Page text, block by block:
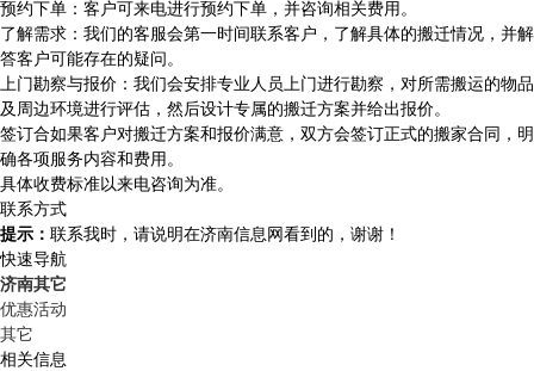
预约下单：客户可来电进行预约下单，并咨询相关费用。
了解需求：我们的客服会第一时间联系客户，了解具体的搬迁情况，并解
答客户可能存在的疑问。
上门勘察与报价：我们会安排专业人员上门进行勘察，对所需搬运的物品
及周边环境进行评估，然后设计专属的搬迁方案并给出报价。
签订合如果客户对搬迁方案和报价满意，双方会签订正式的搬家合同，明
确各项服务内容和费用。
具体收费标准以来电咨询为准。
联系方式
提示： 联系我时，请说明在济南信息网看到的，谢谢！
快速导航
济南其它
优惠活动
其它
相关信息